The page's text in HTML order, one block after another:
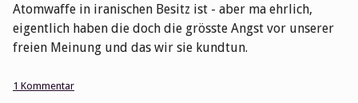
Atomwaffe in iranischen Besitz ist - aber ma ehrlich,
eigentlich haben die doch die grösste Angst vor unserer
freien Meinung und das wir sie kundtun.
1 Kommentar